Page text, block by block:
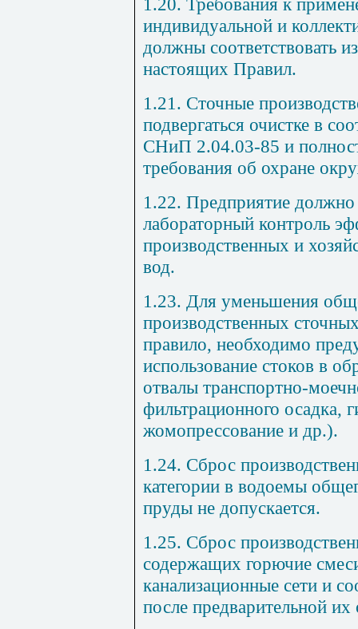
индивидуальной и
должны соответствовать
настоящих Правил.
1.21. Сточные
подвергаться очистке в
СНиП 2.04.03-85 и
требования об охране
1.22. Предприятие должно
лабораторный контроль
производственных и
вод.
1.23. Для уменьшения
производственных
правило, необходимо
использование стоков в
отвалы транспортно-
фильтрационного осадка,
жомопрессование и др.).
1.24. Сброс
категории в водоемы
пруды не допускается.
1.25. Сброс
содержащих горючие
канализационные сети и
после предварительной их